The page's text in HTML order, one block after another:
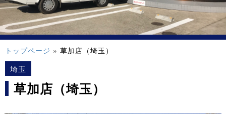
トップページ » 草加店（埼玉）
埼玉
草加店（埼玉）